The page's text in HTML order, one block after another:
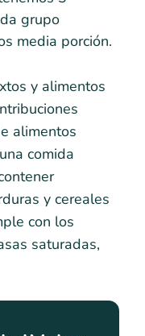
grupo
media porción.
y alimentos
alimentos
comida
y cereales
con los
saturadas,